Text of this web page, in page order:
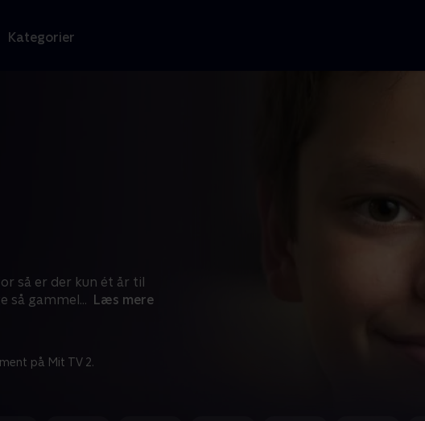
Kategorier
så er der kun ét år til
så gammel... Læs mere
på Mit TV 2.